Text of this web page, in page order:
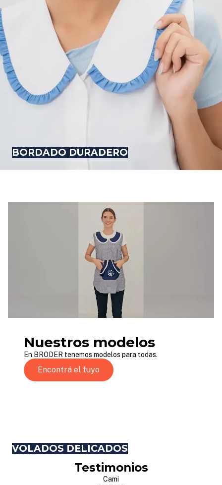
BORDADO DURADERO
VOLADOS DELICADOS
Nuestros modelos
En BRODER tenemos modelos para todas.
Encontrá el tuyo
Testimonios
Cami